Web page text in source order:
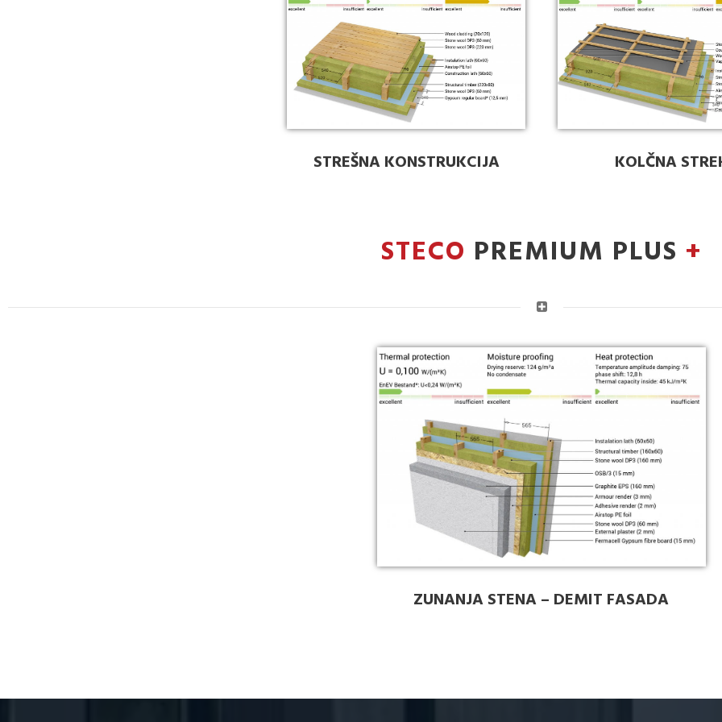
STREŠNA KONSTRUKCIJA KOLČNA
STECO PREMIUM PLUS +
ZUNANJA STENA – DEMIT FASADA